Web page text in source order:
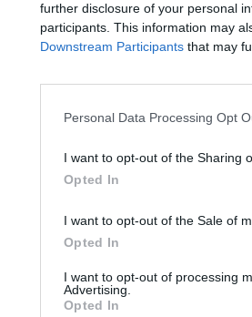
further disclosure of your personal
participants. This information may
Downstream Participants that may
Personal Data Processing Opt
I want to opt-out of the Sharing
Opted In
I want to opt-out of the Sale of
Opted In
I want to opt-out of processing
Advertising.
Opted In